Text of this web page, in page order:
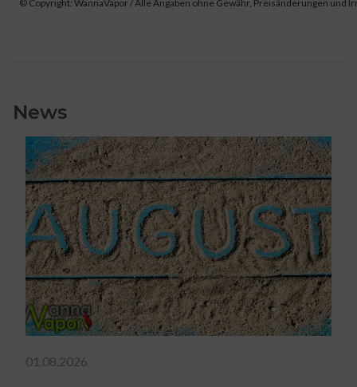
© Copyright: WannaVapor / Alle Angaben ohne Gewähr, Preisänderungen und
News
01.08.2026